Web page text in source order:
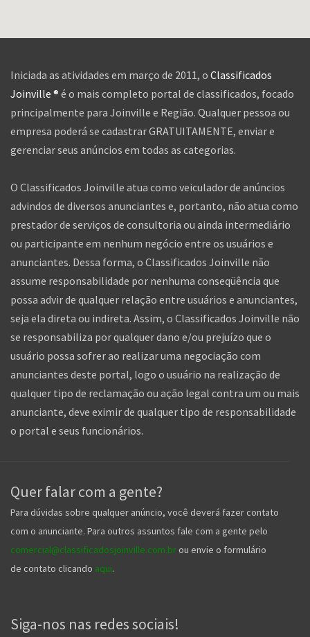
Iniciada as atividades em março de 2011, o Classificados
Joinville ® é o mais completo portal de classificados, focado
principalmente para Joinville e Região. Qualquer pessoa ou
empresa poderá se cadastrar GRATUITAMENTE, enviar e
gerenciar seus anúncios em todas as categorias.
O Classificados Joinville atua como veiculador de anúncios
advindos de diversos anunciantes e, portanto, não atua como
prestador de serviços de consultoria ou ainda intermediário
ou participante em nenhum negócio entre os usuários e
anunciantes. Dessa forma, o Classificados Joinville não
assume responsabilidade por nenhuma conseqüência que
possa advir de qualquer relação entre usuários e anunciantes,
seja ela direta ou indireta. Assim, o Classificados Joinville não
se responsabiliza por qualquer dano e/ou prejuízo que o
usuário possa sofrer ao realizar uma negociação com
anunciantes deste portal, logo o usuário na realização de
qualquer tipo de reclamação ou ação legal contra um ou mais
anunciante, deve eximir de qualquer tipo de responsabilidade
o portal e seus funcionários.
Quer falar com a gente?
Para dúvidas sobre qualquer anúncio, você deverá fazer contato
com o anunciante. Para outros assuntos fale com a gente pelo
comercial@classificadosjoinville.com.br ou envie o formulário
de contato clicando aqui.
Siga-nos nas redes sociais!